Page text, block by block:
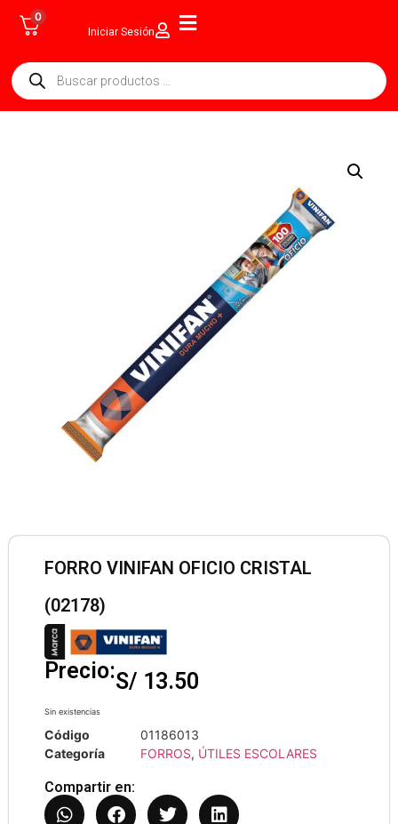
0
Iniciar Sesión
FORRO VINIFAN OFICIO CRISTAL
(02178)
Precio:S/ 13.50
Sin existencias
Código
01186013
Categoría
FORROS, ÚTILES ESCOLARES
Compartir en: